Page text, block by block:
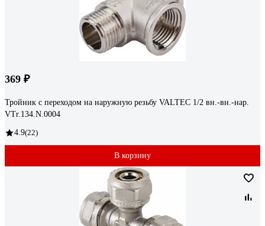
369 ₽
Тройник с переходом на наружную резьбу VALTEC 1/2 вн.-вн.-нар.
VTr.134.N.0004
4.9(22)
В корзину